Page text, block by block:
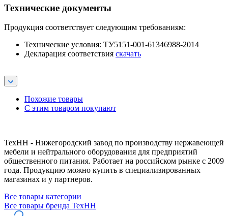
Технические документы
Продукция соответствует следующим требованиям:
Технические условия: ТУ5151-001-61346988-2014
Декларация соответствия скачать
Похожие товары
С этим товаром покупают
ТехНН - Нижегородский завод по производству нержавеющей
мебели и нейтрального оборудования для предприятий
общественного питания. Работает на российском рынке с 2009
года. Продукцию можно купить в специализированных
магазинах и у партнеров.
Все товары категории
Все товары бренда ТехНН